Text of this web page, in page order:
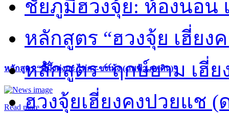
หลักสูตร “คี้มึ้งตุ่งกะ ไท่กง-ขงเม้ง (ภพฟ้า ภพดิน)”
Read more
ชัยภูมิฮวงจุ้ย: ห้องนอน
หลักสูตร “ฮวงจุ้ย เฮี่ยง
หลักสูตร “ฤกษ์ยาม เฮี่ย
ฮวงจุ้ยเฮี่ยงคงปวยแช (